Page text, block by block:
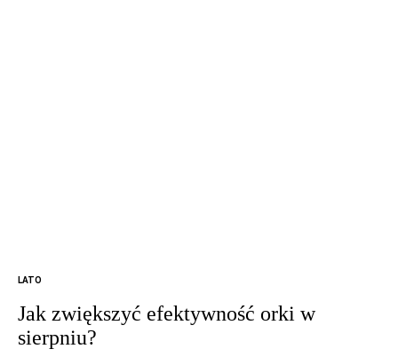
LATO
Jak zwiększyć efektywność orki w
sierpniu?